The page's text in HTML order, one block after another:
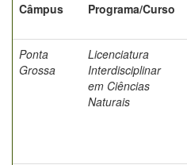
Câmpus
Programa/Curso
Ponta
Grossa
Licenciatura
Interdisciplinar
em Ciências
Naturais